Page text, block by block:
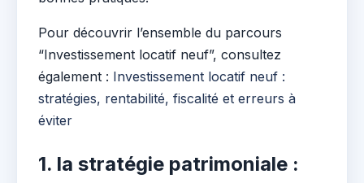
Pour découvrir l’ensemble du parcours
“Investissement locatif neuf”, consultez
également : Investissement locatif neuf :
stratégies, rentabilité, fiscalité et erreurs à
éviter
1. la stratégie patrimoniale :